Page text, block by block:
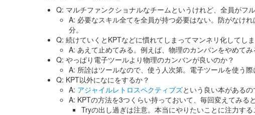
Q: マルチファンクショナルなチームというけれど、全員がフ
A: 必要なスキル全てを全員が持つ必要はない。防がなけ
分。
Q: 続けていくとKPTなどに慣れてしまってマンネリ化してし
A: あえて止めてみる。例えば、物理のカンバンをやめて
Q: やっぱり電子ツールより物理のカンバンが良いのか？
A: 所詮はツールなので、使う人次第。電子ツールを使う
Q: KPT以外になにをするか？
A: アジャイルレトロスペクティブズという良い本があるの
A: KPTの方法を3つくらい持っておいて、毎回変えてみる
Tryの出し過ぎは注意。本当にやりたいことに注力する